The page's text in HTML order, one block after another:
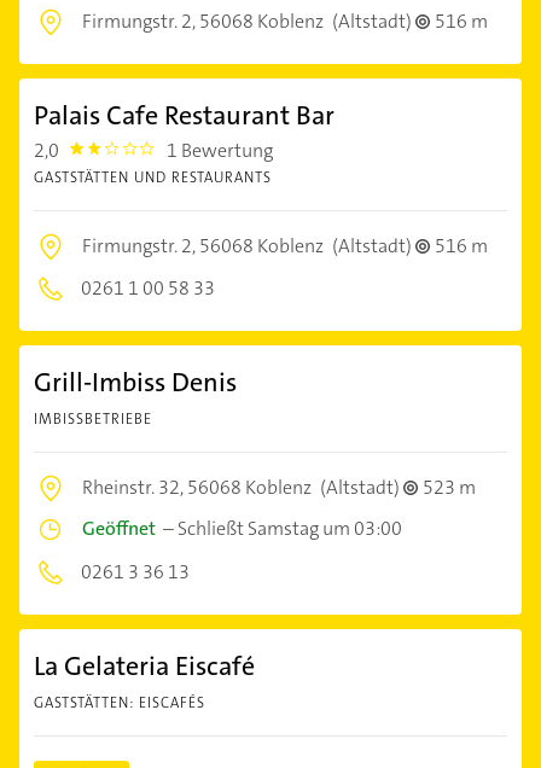
Firmungstr. 2,56068 Koblenz (Altstadt) 516 m
Palais Cafe Restaurant Bar
2,0 2.0 1 Bewertung
GASTSTÄTTEN UND RESTAURANTS
Firmungstr. 2,56068 Koblenz (Altstadt)
516 m
0261 1 00 58 33
Grill-Imbiss Denis
IMBISSBETRIEBE
Rheinstr. 32,56068 Koblenz (Altstadt)
523 m
Geöffnet –Schließt Samstag um 03:00
0261 3 36 13
La Gelateria Eiscafé
GASTSTÄTTEN: EISCAFÉS